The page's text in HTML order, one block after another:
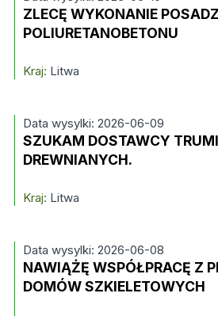
ZLECĘ WYKONANIE
POLIURETANOBETONU
Kraj: Litwa
Data wysylki: 2026-06-09
SZUKAM DOSTAWCY
DREWNIANYCH.
Kraj: Litwa
Data wysylki: 2026-06-08
NAWIĄŻĘ WSPÓŁPRACĘ Z
DOMÓW SZKIELETOWYCH